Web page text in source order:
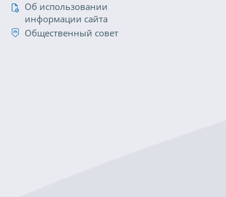
Об использовании
информации сайта
Общественный совет